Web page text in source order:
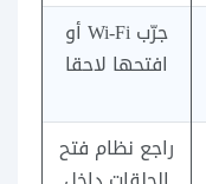
جرّب Wi-Fi أو
افتحها لاحقا
راجع نظام فتح